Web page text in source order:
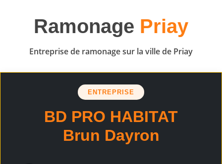
Ramonage Priay
Entreprise de ramonage sur la ville de Priay
ENTREPRISE
BD PRO HABITAT
Brun Dayron